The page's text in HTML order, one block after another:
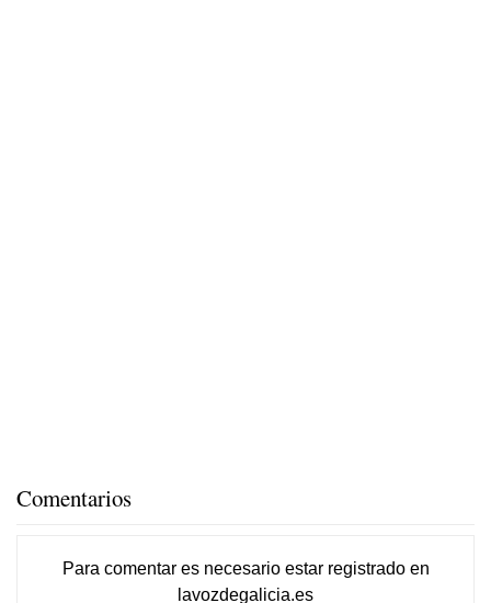
Comentarios
Para comentar es necesario estar registradoen
lavozdegalicia.es